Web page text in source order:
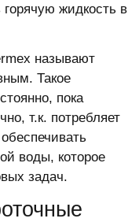
жидкость в
называют
Такое
пока
т.к. потребляет
воды, которое
задач.